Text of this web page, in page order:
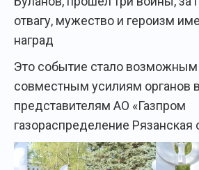
отвагу, мужество и героизм
наград
Это событие стало возможным
совместным усилиям органов
представителям АО «Газпром
газораспределение Рязанская